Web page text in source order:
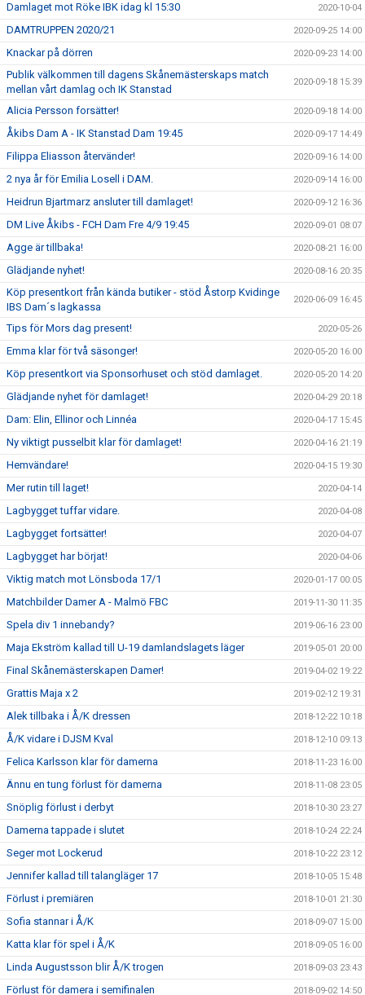
Damlaget mot Röke IBK idag kl 15:30 2020-10-04
DAMTRUPPEN 2020/21 2020-09-25 14:00
Knackar på dörren 2020-09-23 14:00
Publik välkommen till dagens Skånemästerskaps match
mellan vårt damlag och IK Stanstad
2020-09-18 15:39
Alicia Persson forsätter! 2020-09-18 14:00
Åkibs Dam A - IK Stanstad Dam 19:45 2020-09-17 14:49
Filippa Eliasson återvänder! 2020-09-16 14:00
2 nya år för Emilia Losell i DAM. 2020-09-14 16:00
Heidrun Bjartmarz ansluter till damlaget! 2020-09-12 16:36
DM Live Åkibs - FCH Dam Fre 4/9 19:45 2020-09-01 08:07
Agge är tillbaka! 2020-08-21 16:00
Glädjande nyhet! 2020-08-16 20:35
Köp presentkort från kända butiker - stöd Åstorp Kvidinge
IBS Dam´s lagkassa
2020-06-09 16:45
Tips för Mors dag present! 2020-05-26
Emma klar för två säsonger! 2020-05-20 16:00
Köp presentkort via Sponsorhuset och stöd damlaget. 2020-05-20 14:20
Glädjande nyhet för damlaget! 2020-04-29 20:18
Dam: Elin, Ellinor och Linnéa 2020-04-17 15:45
Ny viktigt pusselbit klar för damlaget! 2020-04-16 21:19
Hemvändare! 2020-04-15 19:30
Mer rutin till laget! 2020-04-14
Lagbygget tuffar vidare. 2020-04-08
Lagbygget fortsätter! 2020-04-07
Lagbygget har börjat! 2020-04-06
Viktig match mot Lönsboda 17/1 2020-01-17 00:05
Matchbilder Damer A - Malmö FBC 2019-11-30 11:35
Spela div 1 innebandy? 2019-06-16 23:00
Maja Ekström kallad till U-19 damlandslagets läger 2019-05-01 20:00
Final Skånemästerskapen Damer! 2019-04-02 19:22
Grattis Maja x 2 2019-02-12 19:31
Alek tillbaka i Å/K dressen 2018-12-22 10:18
Å/K vidare i DJSM Kval 2018-12-10 09:13
Felica Karlsson klar för damerna 2018-11-23 16:00
Ännu en tung förlust för damerna 2018-11-08 23:05
Snöplig förlust i derbyt 2018-10-30 23:27
Damerna tappade i slutet 2018-10-24 22:24
Seger mot Lockerud 2018-10-22 23:12
Jennifer kallad till talangläger 17 2018-10-05 15:48
Förlust i premiären 2018-10-01 21:30
Sofia stannar i Å/K 2018-09-07 15:00
Katta klar för spel i Å/K 2018-09-05 16:00
Linda Augustsson blir Å/K trogen 2018-09-03 23:43
Förlust för damera i semifinalen 2018-09-02 14:50